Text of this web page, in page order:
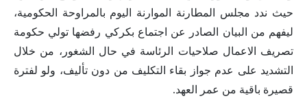
حيث ندد مجلس المطارنة الموارنة اليوم بالمراوحة الحكومية،
ليفهم من البيان الصادر عن اجتماع بكركي رفضها تولي حكومة
تصريف الاعمال صلاحيات الرئاسة في حال الشغور، من خلال
التشديد على عدم جواز بقاء التكليف من دون تأليف، ولو لفترة
قصيرة باقية من عمر العهد.